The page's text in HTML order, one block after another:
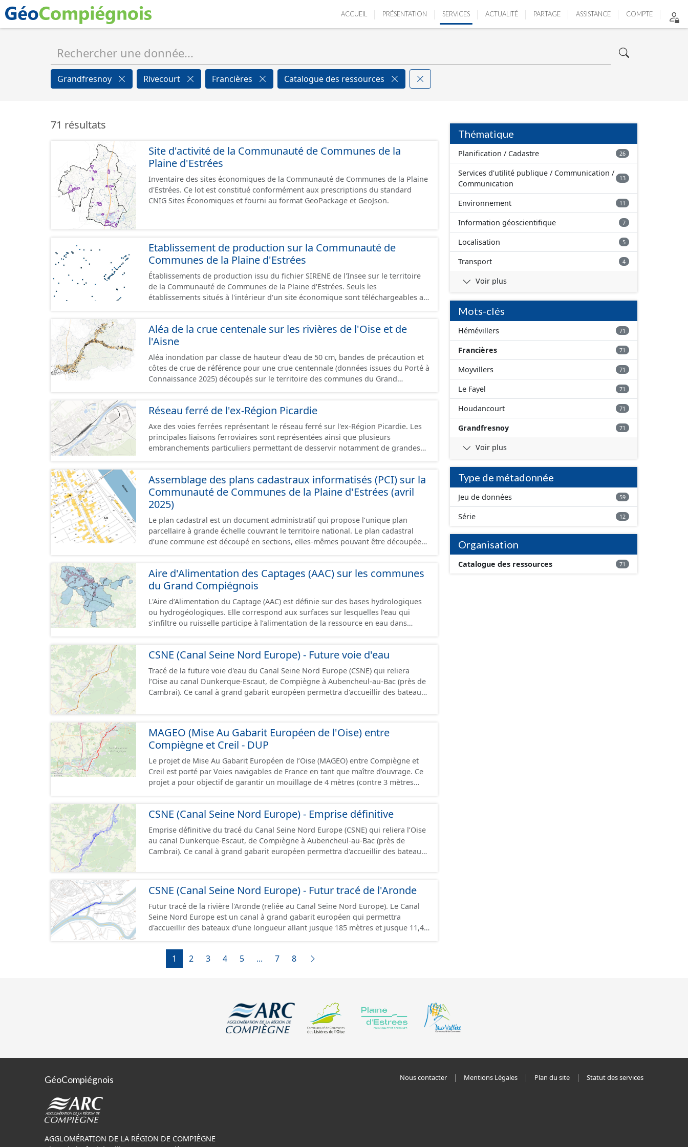
ACCUEIL PRÉSENTATION SERVICES ACTUALITÉ PARTAGE ASSISTANCE COMPTE
Grandfresnoy Rivecourt Francières Catalogue des ressources
71 résultats
Site d'activité de la Communauté de Communes de la
Plaine d'Estrées
Inventaire des sites économiques de la Communauté de Communes de la Plaine
d'Estrées. Ce lot est constitué conformément aux prescriptions du standard
CNIG Sites Économiques et fourni au format GeoPackage et GeoJson.
Etablissement de production sur la Communauté de
Communes de la Plaine d'Estrées
Établissements de production issu du fichier SIRENE de l'Insee sur le territoire
de la Communauté de Communes de la Plaine d'Estrées. Seuls les
établissements situés à l'intérieur d'un site économique sont téléchargeables au
terrains à vocation économique à ce jour. Il est filtré au-delà des prescriptions
du CNIG se limitant aux SCI.
Aléa de la crue centenale sur les rivières de l'Oise et de
l'Aisne
Aléa inondation par classe de hauteur d'eau de 50 cm, bandes de précaution et
côtes de crue de référence pour une crue centennale (données issues du Porté à
Connaissance 2025) découpés sur le territoire des communes du Grand
Réseau ferré de l'ex-Région Picardie
Axe des voies ferrées représentant le réseau ferré sur l'ex-Région Picardie. Les
principales liaisons ferroviaires sont représentées ainsi que plusieurs
embranchements particuliers permettant de desservir notamment de grandes
Assemblage des plans cadastraux informatisés (PCI) sur la
Communauté de Communes de la Plaine d'Estrées (avril
2025)
Le plan cadastral est un document administratif qui propose l’unique plan
parcellaire à grande échelle couvrant le territoire national. Le plan cadastral
d’une commune est découpé en sections, elles-mêmes pouvant être découpées
dans un même lieudit et appartenant à un même propriétaire. Le plan cadastral
au format vecteur est issu majoritairement de numérisation du plan cadastral
papier ou raster réalisée dans le cadre de conventions avec les collectivités
territoriales. Les plans cadastraux au format vecteur en France métropolitaine
sont actuellement géoréférencés dans le système légal (RGF93). Cette ressource
propose l'assemblage des données des feuilles de plan à la commune, elles
d'Estrées.
Aire d'Alimentation des Captages (AAC) sur les communes
du Grand Compiégnois
L'Aire d’Alimentation du Captage (AAC) est définie sur des bases hydrologiques
ou hydrogéologiques. Elle correspond aux surfaces sur lesquelles l’eau qui
s’infiltre ou ruisselle participe à l’alimentation de la ressource en eau dans
situé en amont de la ou des prises d’eau éventuellement complété par la surface
concernée par l'apport d'eau souterraine externe à ce bassin versant (ex: nappe
de socle ou nappe d'accompagnement des cours d'eau), - pour un ouvrage de
prélèvement destiné à l'eau potable en eau souterraine : au bassin
d’alimentation du ou des points d'eau (lieu des points de la surface du sol qui
synonymes. Ce jeu de données correspond aux périmètres administratifs des
AAC et aux périmètres des sous-secteurs des aires de Baugy et des Hospices.
CSNE (Canal Seine Nord Europe) - Future voie d'eau
Tracé de la future voie d'eau du Canal Seine Nord Europe (CSNE) qui reliera
l’Oise au canal Dunkerque-Escaut, de Compiègne à Aubencheul-au-Bac (près de
Cambrai). Ce canal à grand gabarit européen permettra d'accueillir des bateaux
MAGEO (Mise Au Gabarit Européen de l'Oise) entre
Compiègne et Creil - DUP
Le projet de Mise Au Gabarit Européen de l’Oise (MAGEO) entre Compiègne et
Creil est porté par Voies navigables de France en tant que maître d’ouvrage. Ce
projet a pour objectif de garantir un mouillage de 4 mètres (contre 3 mètres
situe au débouché sud du canal Seine-Nord Europe, maillon central de la liaison
fluviale Seine-Escaut. Il s’étend sur 42 kilomètres de linéaire, depuis le pont
SNCF de Compiègne jusqu’à l’écluse de Creil, et traverse 22 communes dans le
département de l’Oise. Cette ressource contient le périmètre de la déclaration
d'utilité publique (DUP).
CSNE (Canal Seine Nord Europe) - Emprise définitive
Emprise définitive du tracé du Canal Seine Nord Europe (CSNE) qui reliera l’Oise
au canal Dunkerque-Escaut, de Compiègne à Aubencheul-au-Bac (près de
Cambrai). Ce canal à grand gabarit européen permettra d'accueillir des bateaux
CSNE (Canal Seine Nord Europe) - Futur tracé de l'Aronde
Futur tracé de la rivière l'Aronde (reliée au Canal Seine Nord Europe). Le Canal
Seine Nord Europe est un canal à grand gabarit européen qui permettra
d'accueillir des bateaux d’une longueur allant jusque 185 mètres et jusque 11,40
l'équivalent de 220 camions. Il reliera l’Oise au canal Dunkerque-Escaut, de
Compiègne à Aubencheul-au-Bac (près de Cambrai).
1 2 3 4 5 ... 7 8
Thématique
Planification / Cadastre 26
Services d'utilité publique / Communication /
Communication
13
Environnement 11
Information géoscientifique 7
Localisation 5
Transport 4
Voir plus
Mots-clés
Hémévillers 71
Francières 71
Moyvillers 71
Le Fayel 71
Houdancourt 71
Grandfresnoy 71
Voir plus
Type de métadonnée
Jeu de données 59
Série 12
Organisation
Catalogue des ressources 71
GéoCompiégnois
AGGLOMÉRATION DE LA RÉGION DE COMPIÈGNE
Nous contacter Mentions Légales Plan du site Statut des services